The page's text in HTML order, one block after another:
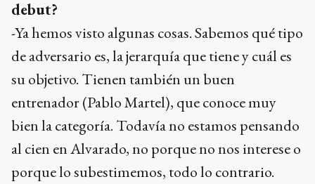
debut?
-Ya hemos visto algunas cosas. Sabemos qué tipo
de adversario es, la jerarquía que tiene y cuál es
su objetivo. Tienen también un buen
entrenador (Pablo Martel), que conoce muy
bien la categoría. Todavía no estamos pensando
al cien en Alvarado, no porque no nos interese o
porque lo subestimemos, todo lo contrario.